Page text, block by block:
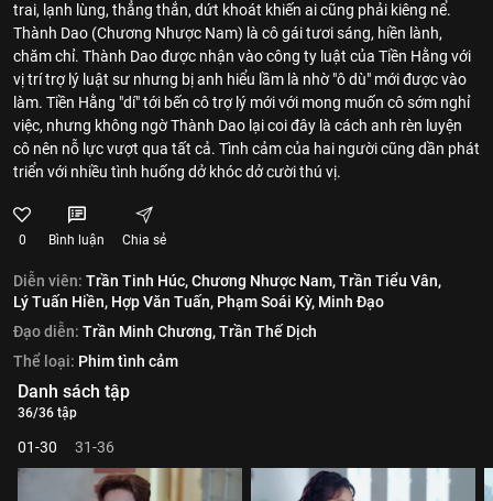
trai, lạnh lùng, thẳng thắn, dứt khoát khiến ai cũng phải kiêng nể.
Thành Dao (Chương Nhược Nam) là cô gái tươi sáng, hiền lành,
chăm chỉ. Thành Dao được nhận vào công ty luật của Tiền Hằng với
vị trí trợ lý luật sư nhưng bị anh hiểu lầm là nhờ "ô dù" mới được vào
làm. Tiền Hằng "dí" tới bến cô trợ lý mới với mong muốn cô sớm nghỉ
việc, nhưng không ngờ Thành Dao lại coi đây là cách anh rèn luyện
cô nên nỗ lực vượt qua tất cả. Tình cảm của hai người cũng dần phát
triển với nhiều tình huống dở khóc dở cười thú vị.
0 Bình luận Chia sẻ
Diễn viên: Trần Tinh Húc,Chương Nhược Nam,Trần Tiểu Vân,
Lý Tuấn Hiền, Hợp Văn Tuấn, Phạm Soái Kỳ, Minh Đạo
Đạo diễn: Trần Minh Chương,Trần Thế Dịch
Thể loại: Phim tình cảm
Danh sách tập
36/36 tập
01-30 31-36